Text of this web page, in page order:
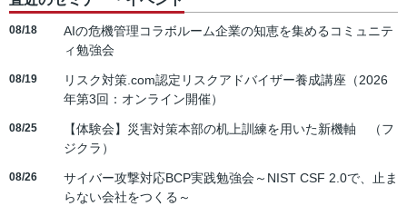
08/18
AIの危機管理コラボルーム企業の知恵を集めるコミュニテ
ィ勉強会
08/19
リスク対策.com認定リスクアドバイザー養成講座（2026
年第3回：オンライン開催）
08/25
【体験会】災害対策本部の机上訓練を用いた新機軸 （フ
ジクラ）
08/26
サイバー攻撃対応BCP実践勉強会～NIST CSF 2.0で、止ま
らない会社をつくる～